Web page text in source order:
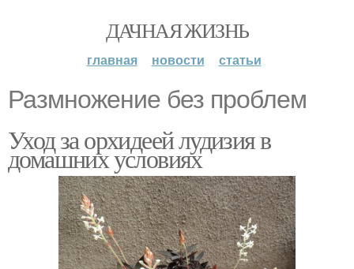
ДАЧНАЯ ЖИЗНЬ
главная новости статьи
Размножение без проблем
Уход за орхидеей лудизия в
домашних условиях